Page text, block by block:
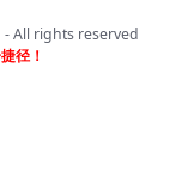
- All rights reserved
径！